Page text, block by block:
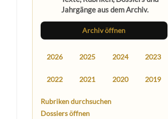
Jahrgänge aus dem Archiv.
Archiv öffnen
2026 2025 2024 2023
2022 2021 2020 2019
Rubriken durchsuchen
Dossiers öffnen